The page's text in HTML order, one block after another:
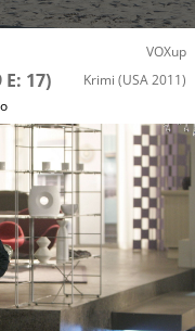
VOXup
E: 17) Krimi (USA 2011)